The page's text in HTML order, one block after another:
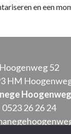
en een
Hoogenweg 52
HM
Hoogenweg
0523 26 26 24